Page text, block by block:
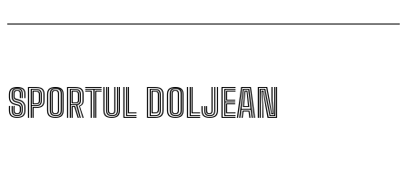
SPORTUL DOLJEAN